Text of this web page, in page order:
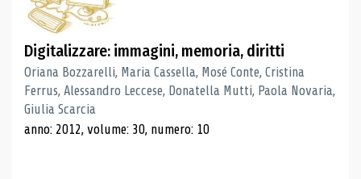
Digitalizzare: immagini, memoria, diritti
Oriana Bozzarelli, Maria Cassella, Mosé Conte, Cristina
Ferrus, Alessandro Leccese, Donatella Mutti, Paola Novaria,
Giulia Scarcia
anno: 2012, volume: 30, numero: 10